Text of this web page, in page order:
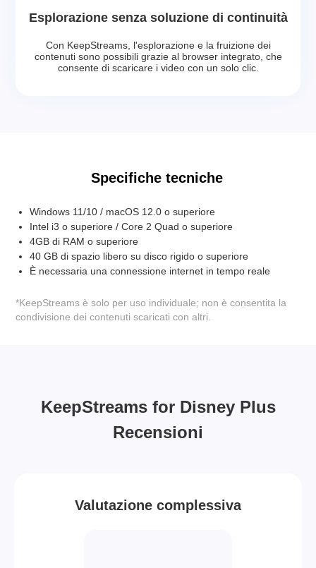
Esplorazione senza soluzione di continuità
Con KeepStreams, l'esplorazione e la fruizione dei
contenuti sono possibili grazie al browser integrato, che
consente di scaricare i video con un solo clic.
Specifiche tecniche
Windows 11/10 / macOS 12.0 o superiore
Intel i3 o superiore / Core 2 Quad o superiore
4GB di RAM o superiore
40 GB di spazio libero su disco rigido o superiore
È necessaria una connessione internet in tempo reale
*KeepStreams è solo per uso individuale; non è consentita la
condivisione dei contenuti scaricati con altri.
KeepStreams for Disney Plus
Recensioni
Valutazione complessiva